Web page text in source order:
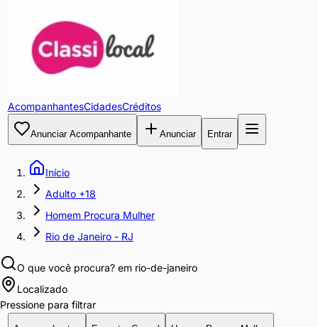
AcompanhantesCidadesCréditos
Anunciar Acompanhante Anunciar Entrar
Início
Adulto +18
Homem Procura Mulher
Rio de Janeiro - RJ
O que você procura? em rio-de-janeiro
Localizado
Pressione para filtrar